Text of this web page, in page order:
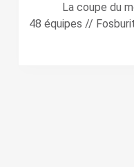
La coupe du
48 équipes //